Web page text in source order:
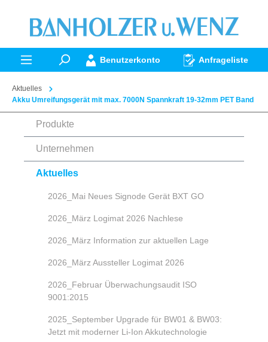
springen
Benutzerkonto Anfrageliste
Aktuelles
Akku Umreifungsgerät mit max. 7000N Spannkraft 19-32mm PET Band
Produkte
Unternehmen
Aktuelles
2026_Mai Neues Signode Gerät BXT GO
2026_März Logimat 2026 Nachlese
2026_März Information zur aktuellen Lage
2026_März Aussteller Logimat 2026
2026_Februar Überwachungsaudit ISO
9001:2015
2025_September Upgrade für BW01 & BW03:
Jetzt mit moderner Li-Ion Akkutechnologie